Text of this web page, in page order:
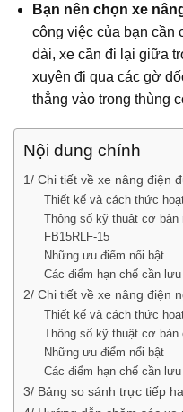
Bạn nên chọn xe
công việc của bạn cần
dài, xe cần đi lại giữa
xuyên đi qua các gờ
thẳng vào trong thùng
Nội dung chính
1/ Chi tiết về xe nâng điện
Thiết kế và cách thức
Thông số kỹ thuật cơ bản
FB15RLF-15
Những ưu điểm nổi bật
Các điểm hạn chế cần
2/ Chi tiết về xe nâng điện
Thiết kế và cách thức
Thông số kỹ thuật cơ bản
Những ưu điểm nổi bật
Các điểm hạn chế cần
3/ Bảng so sánh trực tiếp